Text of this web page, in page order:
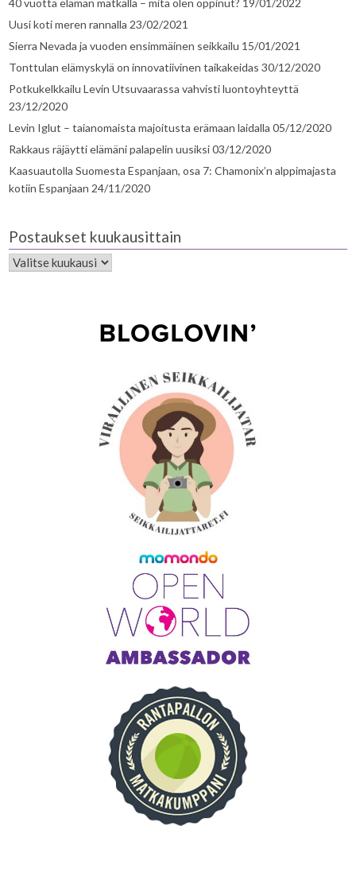
40 vuotta elämän matkalla – mitä olen oppinut? 19/01/2022
Uusi koti meren rannalla 23/02/2021
Sierra Nevada ja vuoden ensimmäinen seikkailu 15/01/2021
Tonttulan elämyskylä on innovatiivinen taikakeidas 30/12/2020
Potkukelkkailu Levin Utsuvaarassa vahvisti luontoyhteyttä
23/12/2020
Levin Iglut – taianomaista majoitusta erämaan laidalla 05/12/2020
Rakkaus räjäytti elämäni palapelin uusiksi03/12/2020
Kaasuautolla Suomesta Espanjaan, osa 7: Chamonix’n alppimajasta
kotiin Espanjaan 24/11/2020
Postaukset kuukausittain